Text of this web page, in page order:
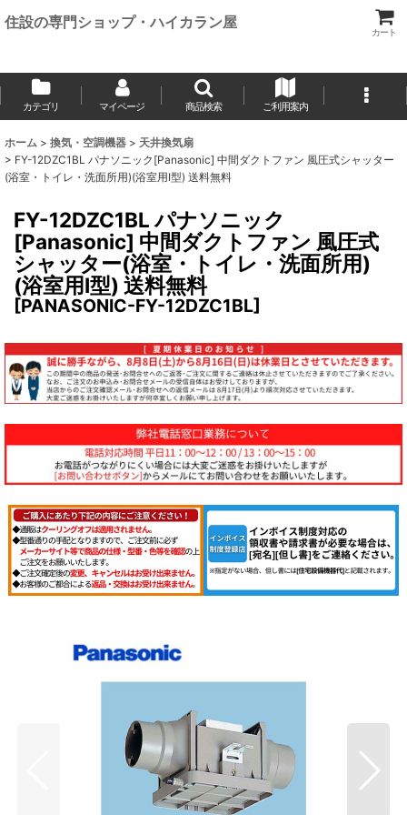
住設の専門ショップ・ハイカラン屋
カート
カテゴリ マイページ 商品検索 ご利用案内
ホーム > 換気・空調機器 > 天井換気扇
> FY-12DZC1BL パナソニック[Panasonic] 中間ダクトファン 風圧式シャッター
(浴室・トイレ・洗面所用)(浴室用I型) 送料無料
FY-12DZC1BL パナソニック
[Panasonic] 中間ダクトファン 風圧式
シャッター(浴室・トイレ・洗面所用)
(浴室用I型) 送料無料
[PANASONIC-FY-12DZC1BL]